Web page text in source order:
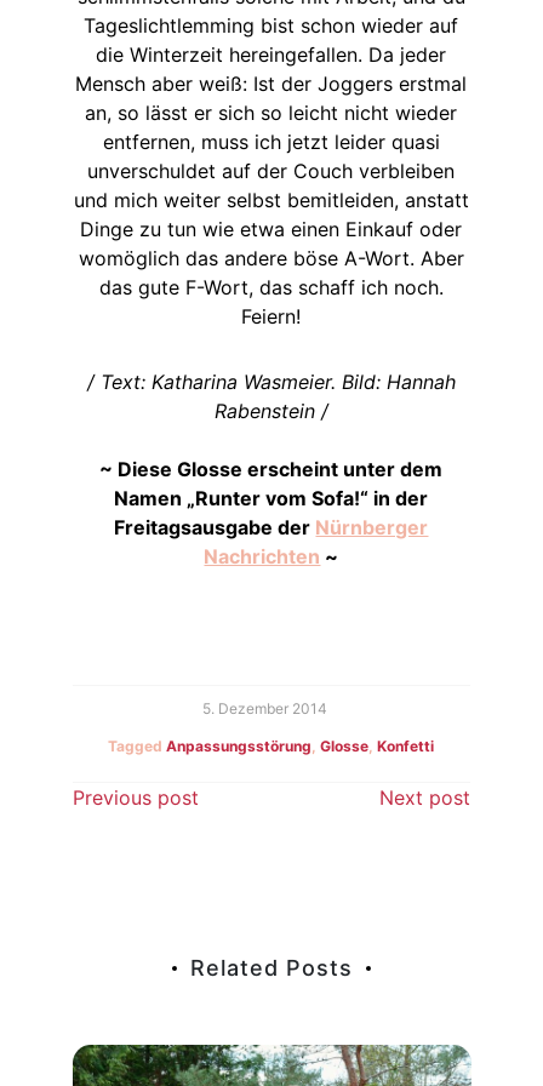
Tageslichtlemming bist schon wieder auf
die Winterzeit hereingefallen. Da jeder
Mensch aber weiß: Ist der Joggers erstmal
an, so lässt er sich so leicht nicht wieder
entfernen, muss ich jetzt leider quasi
unverschuldet auf der Couch verbleiben
und mich weiter selbst bemitleiden, anstatt
Dinge zu tun wie etwa einen Einkauf oder
womöglich das andere böse A-Wort. Aber
das gute F-Wort, das schaff ich noch.
Feiern!
/ Text: Katharina Wasmeier. Bild: Hannah
Rabenstein /
~ Diese Glosse erscheint unter dem
Namen „Runter vom Sofa!“ in der
Freitagsausgabe der Nürnberger
Nachrichten ~
5. Dezember 2014
TaggedAnpassungsstörung,Glosse,Konfetti
Beitragsnavigation
Previous post Next post
Related Posts